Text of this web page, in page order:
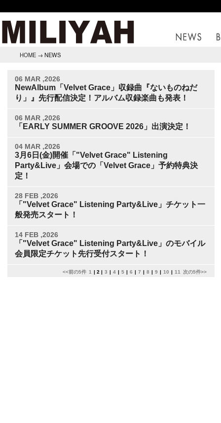
HOME → NEWS
06 MAR ,2026
NewAlbum「Velvet Grace」収録曲『ないものねだ
り」』先行配信決定！アルバム収録楽曲も発表！
06 MAR ,2026
「EARLY SUMMER GROOVE 2026」出演決定！
04 MAR ,2026
3月6日(金)開催「"Velvet Grace" Listening
Party&Live」会場での「Velvet Grace」予約特典決
定！
28 FEB ,2026
「"Velvet Grace" Listening Party&Live」チケット一
般発売スタート！
14 FEB ,2026
「"Velvet Grace" Listening Party&Live」のモバイル
会員限定チケット先行受付スタート！
<<前の5件 1 | 2 | 3 | 4 | 5 | 6 | 7 | 8 | 9 | 10 | 11 次の5件>>